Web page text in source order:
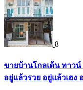
8
ขายบ้านโกลเด้น ทาว
อยู่แล้วรวย อยู่แล้วเฮง